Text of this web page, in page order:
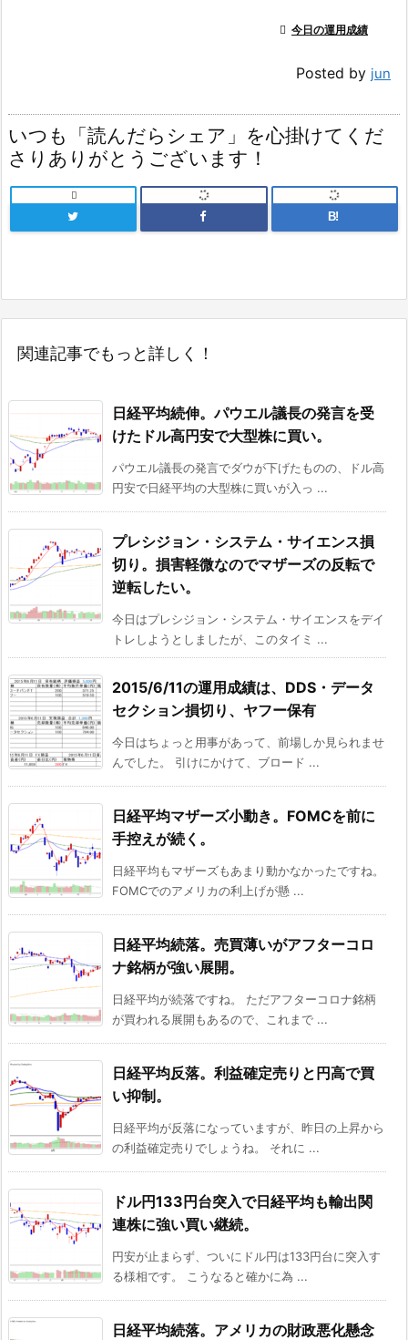
 今日の運用成績
Posted by jun
いつも「読んだらシェア」を心掛けてくだ
さりありがとうございます！

B!
関連記事でもっと詳しく！
日経平均続伸。パウエル議長の発言を受
けたドル高円安で大型株に買い。
パウエル議長の発言でダウが下げたものの、ドル高
円安で日経平均の大型株に買いが入っ ...
プレシジョン・システム・サイエンス損
切り。損害軽微なのでマザーズの反転で
逆転したい。
今日はプレシジョン・システム・サイエンスをデイ
トレしようとしましたが、このタイミ ...
2015/6/11の運用成績は、DDS・データ
セクション損切り、ヤフー保有
今日はちょっと用事があって、前場しか見られませ
んでした。 引けにかけて、ブロード ...
日経平均マザーズ小動き。FOMCを前に
手控えが続く。
日経平均もマザーズもあまり動かなかったですね。
FOMCでのアメリカの利上げが懸 ...
日経平均続落。売買薄いがアフターコロ
ナ銘柄が強い展開。
日経平均が続落ですね。 ただアフターコロナ銘柄
が買われる展開もあるので、これまで ...
日経平均反落。利益確定売りと円高で買
い抑制。
日経平均が反落になっていますが、昨日の上昇から
の利益確定売りでしょうね。 それに ...
ドル円133円台突入で日経平均も輸出関
連株に強い買い継続。
円安が止まらず、ついにドル円は133円台に突入す
る様相です。 こうなると確かに為 ...
日経平均続落。アメリカの財政悪化懸念